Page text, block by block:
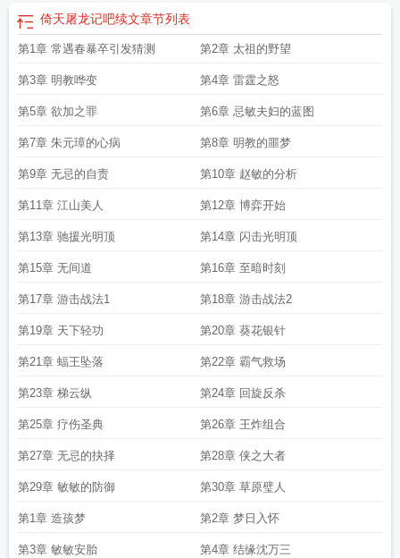
倚天屠龙记吧续文章节列表
第1章 常遇春暴卒引发猜测 第2章 太祖的野望
第3章 明教哗变 第4章 雷霆之怒
第5章 欲加之罪 第6章 忌敏夫妇的蓝图
第7章 朱元璋的心病 第8章 明教的噩梦
第9章 无忌的自责 第10章 赵敏的分析
第11章 江山美人 第12章 博弈开始
第13章 驰援光明顶 第14章 闪击光明顶
第15章 无间道 第16章 至暗时刻
第17章 游击战法1 第18章 游击战法2
第19章 天下轻功 第20章 葵花银针
第21章 蝠王坠落 第22章 霸气救场
第23章 梯云纵 第24章 回旋反杀
第25章 疗伤圣典 第26章 王炸组合
第27章 无忌的抉择 第28章 侠之大者
第29章 敏敏的防御 第30章 草原璧人
第1章 造孩梦 第2章 梦日入怀
第3章 敏敏安胎 第4章 结缘沈万三